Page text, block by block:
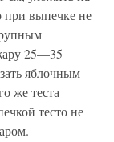
при выпечке не
25—35
яблочным
же теста
тесто не